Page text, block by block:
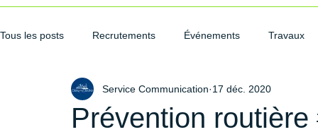
Tous les posts Recrutements Événements Travaux
Prévention
Service Communication 17 déc. 2020